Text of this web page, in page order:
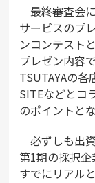
最終審査会
サービスのプ
ンコンテスト
プレゼン内容
TSUTAYAの
SITEなどとコ
のポイントとな
必ずしも出
第1期の採択企
すでにリアル